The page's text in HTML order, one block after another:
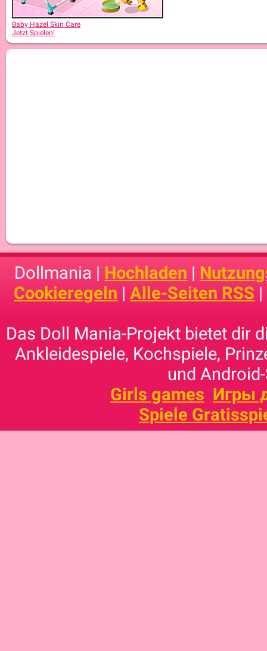
Baby Hazel Skin Care
Jetzt Spielen!
Dollmania | Hochladen |
Cookieregeln |Alle-Seiten RSS |
Das Doll Mania-Projekt bietet dir
Ankleidespiele, Kochspiele,
und
Girls games Игры
Spiele